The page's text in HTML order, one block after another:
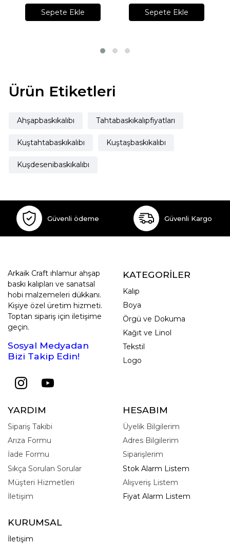
Sepete Ekle Sepete Ekle
Ürün Etiketleri
Ahşapbaskıkalıbı Tahtabaskıkalıpfiyatları
Kuştahtabaskıkalıbı Kuştaşbaskıkalıbı
Kuşdesenibaskıkalıbı
Güvenli ödeme Güvenli Kargo
Arkaik Craft ıhlamur ahşap
baskı kalıpları ve sanatsal
hobi malzemeleri dükkanı.
Kişiye özel üretim hizmeti.
Toptan sipariş için iletişime
geçin.
Sosyal Medyadan
Bizi Takip Edin!
KATEGORİLER
Kalıp
Boya
Örgü ve Dokuma
Kağıt ve Linol
Tekstil
Logo
YARDIM
Sipariş Takibi
Arıza Formu
İade Formu
Sıkça Sorulan Sorular
Müşteri Hizmetleri
İletişim
HESABIM
Üyelik Bilgilerim
Adres Bilgilerim
Siparişlerim
Stok Alarm Listem
Alışveriş Listem
Fiyat Alarm Listem
KURUMSAL
İletişim